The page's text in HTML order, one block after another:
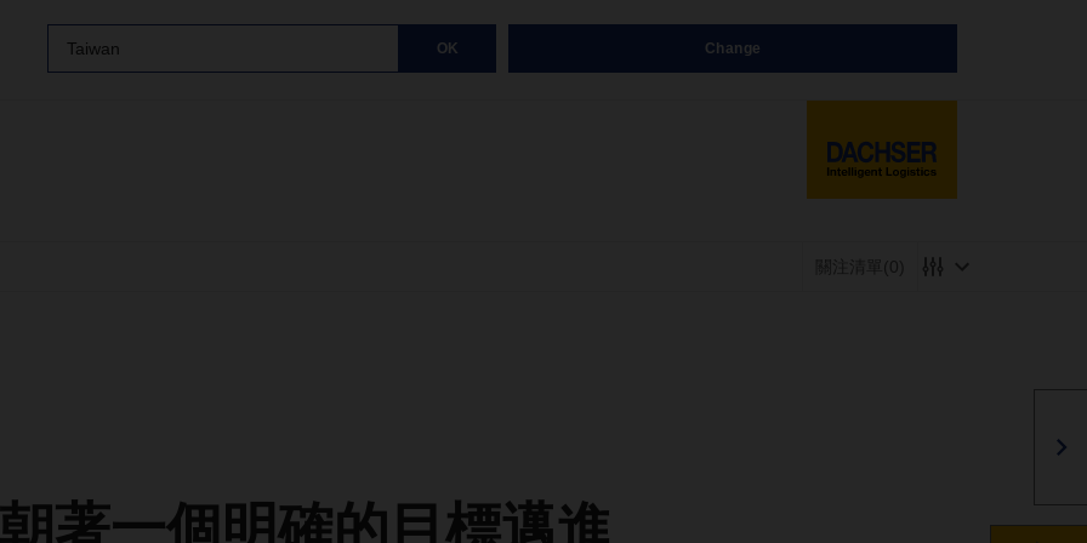
Taiwan OK Change
(0)
著一個明確的目標邁進